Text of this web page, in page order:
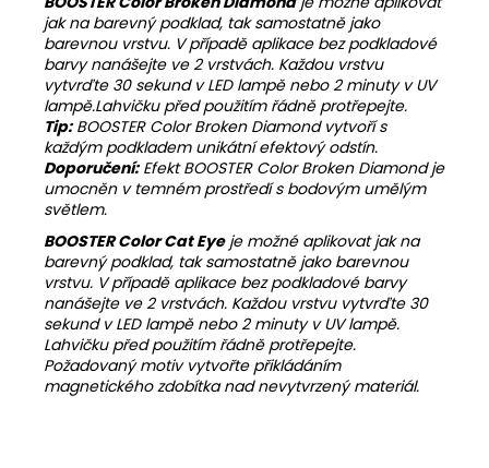
jak na barevný podklad, tak samostatně jako
barevnou vrstvu. V případě aplikace bez podkladové
barvy nanášejte ve 2 vrstvách. Každou vrstvu
vytvrďte 30 sekund v LED lampě nebo 2 minuty v UV
lampě.Lahvičku před použitím řádně protřepejte.
Tip:BOOSTER Color Broken Diamond vytvoří s
každým podkladem unikátní efektový odstín.
Doporučení:Efekt BOOSTER Color Broken Diamond je
umocněn v temném prostředí s bodovým umělým
světlem.
BOOSTER Color Cat Eyeje možné aplikovat jak na
barevný podklad, tak samostatně jako barevnou
vrstvu. V případě aplikace bez podkladové barvy
nanášejte ve 2 vrstvách. Každou vrstvu vytvrďte 30
sekund v LED lampě nebo 2 minuty v UV lampě.
Lahvičku před použitím řádně protřepejte.
Požadovaný motiv vytvořte přikládáním
magnetického zdobítka nad nevytvrzený materiál.